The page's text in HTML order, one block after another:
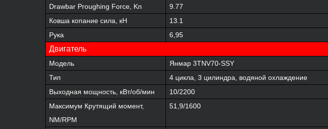
Drawbar Proughing Force, Kn
9.77
Ковша копание сила, кН
13.1
Рука
6,95
Двигатель
Модель
Янмар 3TNV70-SSY
Тип
4 цикла, 3 цилиндра, водяной охлаждение
Выходная мощность, кВт/об/мин
10/2200
Максимум Крутящий момент,
NM/RPM
51,9/1600